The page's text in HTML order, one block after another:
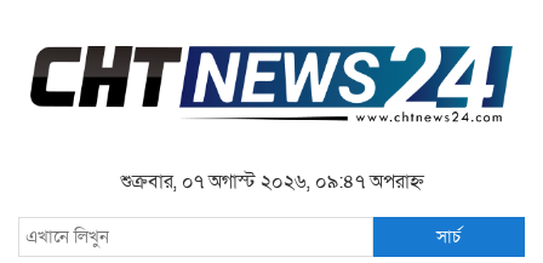
শুক্রবার, ০৭ অগাস্ট ২০২৬, ০৯:৪৭ অপরাহ্ন
সার্চ